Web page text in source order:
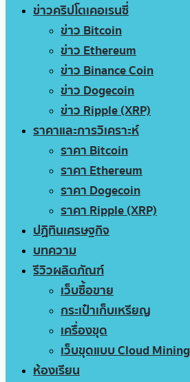
ข่าวคริปโตเคอเรนซี่
ข่าว Bitcoin
ข่าว Ethereum
ข่าว Binance Coin
ข่าว Dogecoin
ข่าว Ripple (XRP)
ราคาและการวิเคราะห์
ราคา Bitcoin
ราคา Ethereum
ราคา Dogecoin
ราคา Ripple (XRP)
ปฏิทินเศรษฐกิจ
บทความ
รีวิวผลิตภัณฑ์
เว็บซื้อขาย
กระเป๋าเก็บเหรียญ
เครื่องขุด
เว็บขุดแบบ Cloud Mining
ห้องเรียน